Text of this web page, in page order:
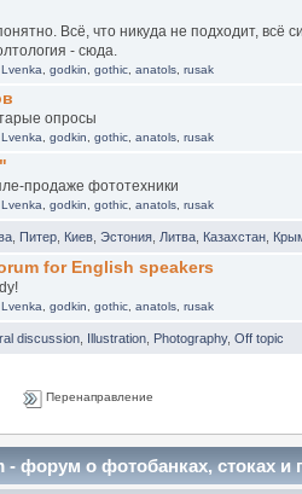
Всё, что никуда не подходит, всё
- сюда.
Lvenka godkin gothic, anatols, rusak
опросы
Lvenka godkin gothic, anatols, rusak
продаже фототехники
Lvenka godkin gothic, anatols, rusak
, Питер, Киев, Эстония, Литва, Казахстан,
for English speakers
Lvenka godkin gothic, anatols, rusak
discussion, Illustration, Photography, Off topic
Перенаправление
- форум о фотобанках, стоках